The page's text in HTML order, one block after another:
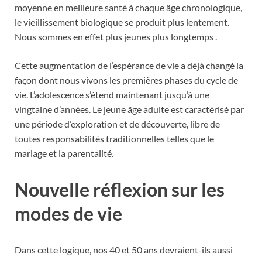
moyenne en meilleure santé à chaque âge chronologique,
le vieillissement biologique se produit plus lentement.
Nous sommes en effet plus jeunes plus longtemps .
Cette augmentation de l’espérance de vie a déjà changé la
façon dont nous vivons les premières phases du cycle de
vie. L’adolescence s’étend maintenant jusqu’à une
vingtaine d’années. Le jeune âge adulte est caractérisé par
une période d’exploration et de découverte, libre de
toutes responsabilités traditionnelles telles que le
mariage et la parentalité.
Nouvelle réflexion sur les
modes de vie
Dans cette logique, nos 40 et 50 ans devraient-ils aussi